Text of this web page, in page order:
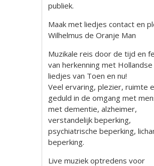
publiek.
Maak met liedjes contact en
Wilhelmus de Oranje Man
Muzikale reis door de tijd en
van herkenning met Hollandse
liedjes van Toen en nu!
Veel ervaring, plezier, ruimte
geduld in de omgang met
met dementie, alzheimer,
verstandelijk beperking,
psychiatrische beperking,
beperking.
Live muziek optredens voor